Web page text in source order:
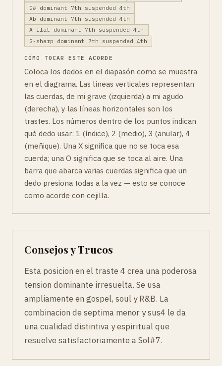
G# dominant 7th suspended 4th
Ab dominant 7th suspended 4th
A-flat dominant 7th suspended 4th
G-sharp dominant 7th suspended 4th
CÓMO TOCAR ESTE ACORDE
Coloca los dedos en el diapasón como se muestra
en el diagrama. Las líneas verticales representan
las cuerdas, de mi grave (izquierda) a mi agudo
(derecha), y las líneas horizontales son los
trastes. Los números dentro de los puntos indican
qué dedo usar: 1 (índice), 2 (medio), 3 (anular), 4
(meñique). Una X significa que no se toca esa
cuerda; una O significa que se toca al aire. Una
barra que abarca varias cuerdas significa que un
dedo presiona todas a la vez — esto se conoce
como acorde con cejilla.
Consejos y Trucos
Esta posicion en el traste 4 crea una poderosa
tension dominante irresuelta. Se usa
ampliamente en gospel, soul y R&B. La
combinacion de septima menor y sus4 le da
una cualidad distintiva y espiritual que
resuelve satisfactoriamente a Sol#7.